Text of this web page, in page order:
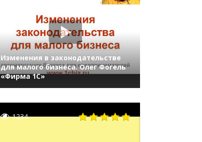
Изменения в законодательстве
для малого бизнеса. Олег Фогель
«Фирма 1С»
1234